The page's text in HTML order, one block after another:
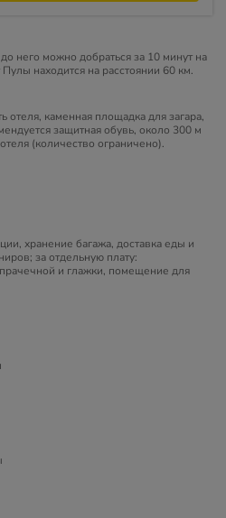
него можно добраться за 10 минут на
находится на расстоянии 60 км.
отеля, каменная площадка для загара,
защитная обувь, около 300 м
(количество ограничено).
хранение багажа, доставка еды и
за отдельную плату:
и глажки, помещение для